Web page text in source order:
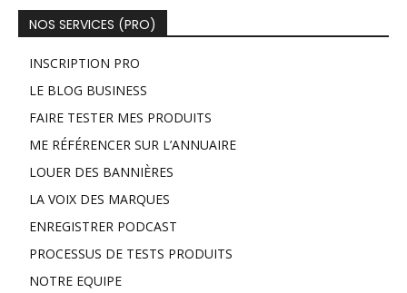
NOS SERVICES (PRO)
INSCRIPTION PRO
LE BLOG BUSINESS
FAIRE TESTER MES PRODUITS
ME RÉFÉRENCER SUR L’ANNUAIRE
LOUER DES BANNIÈRES
LA VOIX DES MARQUES
ENREGISTRER PODCAST
PROCESSUS DE TESTS PRODUITS
NOTRE EQUIPE